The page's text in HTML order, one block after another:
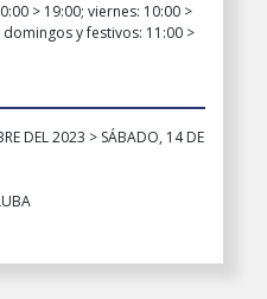
> 19:00; viernes: 10:00 >
y festivos: 11:00 >
DEL 2023 > SÁBADO, 14 DE